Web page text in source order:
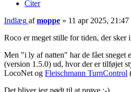
Citer
Indlæg afmoppe » 11 apr 2025, 21:47
Roco er meget stille for tiden, der sker
Men "i ly af natten" har de fået sneget
(version 1.5.0) ud, hvor der er tilføjet
LocoNet og Fleischmann TurnControl